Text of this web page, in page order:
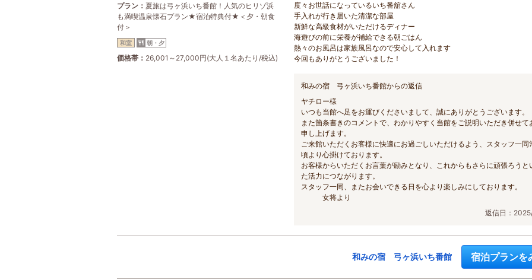
プラン
夏旅は弓ヶ浜いち番館！人気のヒリゾ浜
も満喫温泉懐石プラン★宿泊特典付★＜夕・朝食
付＞
和室 朝・夕
価格帯 26,001～27,000円(大人１名あたり/税込)
度々お世話になっているいち番舘さん
手入れが行き届いた清潔な部屋
新鮮な高級食材がいただけるディナー
海遊びの前に栄養が補給できる朝ごはん
熱々のお風呂は家族風呂なので安心して入れます
今回もありがとうございました！
和みの宿 弓ヶ浜いち番館からの返信
ヤチロー様
いつも当館へ足をお運びくださいまして、誠にありがとうございます。
また箇条書きのコメントで、わかりやすく当館をご説明いただき併せて
申し上げます。
ご来館いただくお客様に快適にお過ごしいただけるよう、スタッフ一同
頃より心掛けております。
お客様からいただくお言葉が励みとなり、これからもさらに頑張ろうと
た活力につながります。
スタッフ一同、またお会いできる日を心より楽しみにしております。
女将より
返信日：
和みの宿 弓ヶ浜いち番館 宿泊プランを